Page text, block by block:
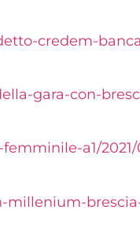
credem-
gara-con-
a1/2021/
millenium-